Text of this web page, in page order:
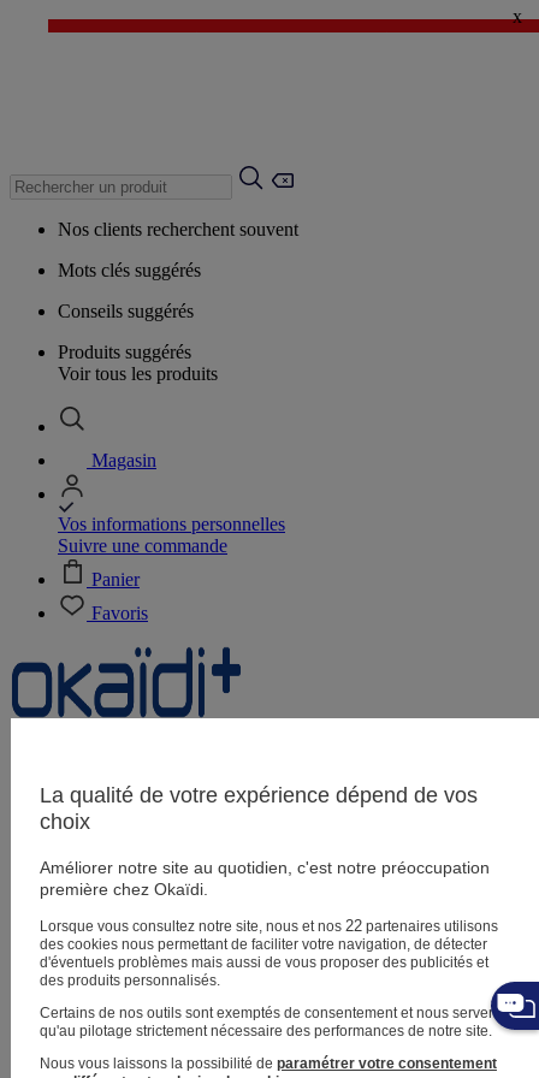
✨ LAST DAYS : Jusqu'à -60%* ✨
x
Nos clients recherchent souvent
Mots clés suggérés
Conseils suggérés
Produits suggérés
Voir tous les produits
Magasin
Vos informations personnelles
Suivre une commande
Panier
Favoris
Magasins
Aide et contact
Livraison
Retour
Bébé fille3 mois - 5 ans
La qualité de votre expérience dépend de vos
choix
Améliorer notre site au quotidien, c'est notre préoccupation
première chez Okaïdi.
Lorsque vous consultez notre site, nous et nos 22partenaires utilisons
des cookies nous permettant de faciliter votre navigation, de détecter
d'éventuels problèmes mais aussi de vous proposer des publicités et
des produits personnalisés.
Certains de nos outils sont exemptés de consentement et nous servent
qu'au pilotage strictement nécessaire des performances de notre site.
Nous vous laissons la possibilité de paramétrer votre consentement